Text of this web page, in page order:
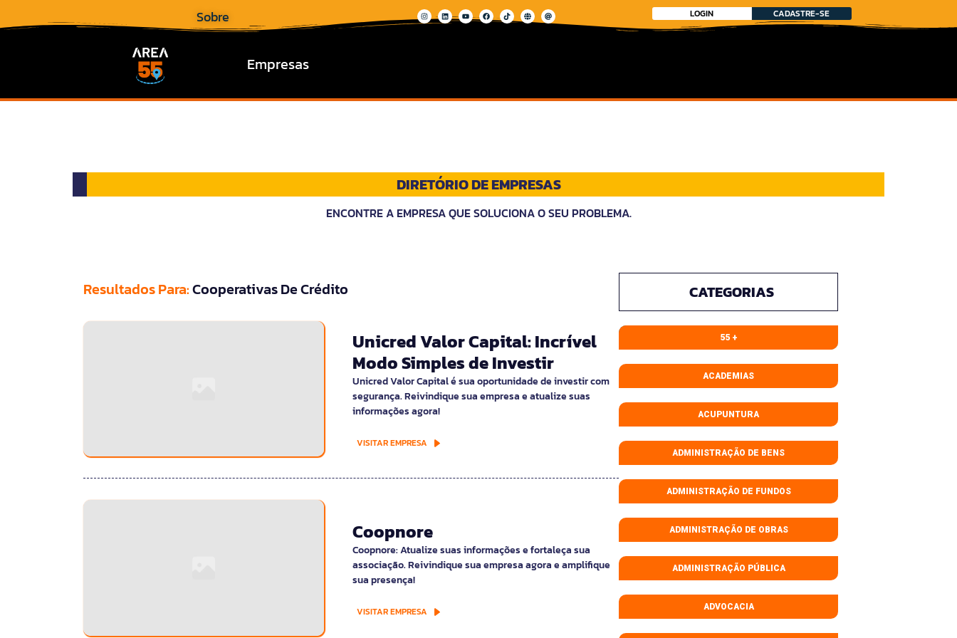
Sobre LOGIN CADASTRE-SE
Empresas
DIRETÓRIO DE EMPRESAS
ENCONTRE A EMPRESA QUE SOLUCIONA O SEU PROBLEMA.
Resultados Para:Cooperativas De Crédito
Unicred Valor Capital: Incrível
Modo Simples de Investir
Unicred Valor Capital é sua oportunidade de investir com
segurança. Reivindique sua empresa e atualize suas
informações agora!
VISITAR EMPRESA
Coopnore
Coopnore: Atualize suas informações e fortaleça sua
associação. Reivindique sua empresa agora e amplifique
sua presença!
VISITAR EMPRESA
CATEGORIAS
55 +
ACADEMIAS
ACUPUNTURA
ADMINISTRAÇÃO DE BENS
ADMINISTRAÇÃO DE FUNDOS
ADMINISTRAÇÃO DE OBRAS
ADMINISTRAÇÃO PÚBLICA
ADVOCACIA